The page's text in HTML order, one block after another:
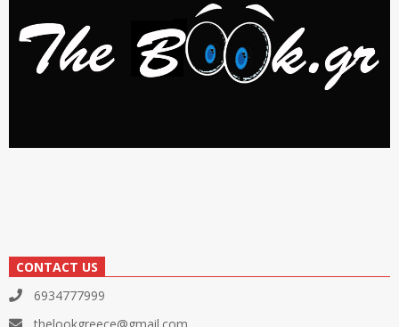
CONTACT US
6934777999